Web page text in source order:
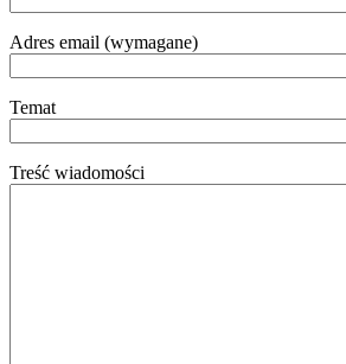
Adres email (wymagane)
Temat
Treść wiadomości